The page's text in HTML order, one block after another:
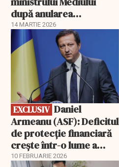
după anularea
autorizației
14 MARTIE 2026
EXCLUSIV
EXCLUSIV
Armeanu (ASF): Deficitul
de protecție financiară
crește într-o lume a
riscurilor multiple și a
10 FEBRUARIE 2026